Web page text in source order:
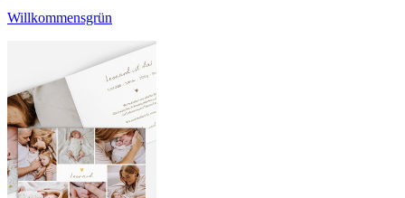
Willkommensgrün